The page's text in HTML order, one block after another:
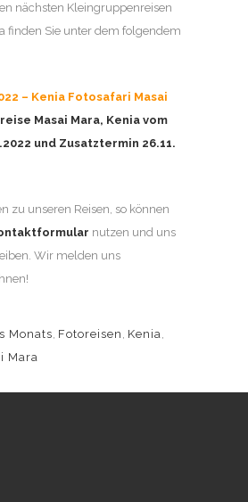
nächsten Kleingruppenreisen
finden Sie unter dem folgendem
– Kenia Fotosafari Masai
Masai Mara, Kenia vom
und Zusatztermin 26.11.
zu unseren Reisen, so können
nutzen und uns
Wir melden uns
Monats, Fotoreisen , Kenia,
Mara